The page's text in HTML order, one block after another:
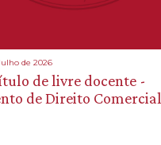
de 2026
de livre docente -
de Direito Comercial